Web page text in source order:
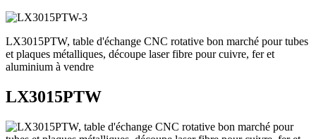
LX3015PTW, table d'échange CNC rotative bon marché pour tubes
et plaques métalliques, découpe laser fibre pour cuivre, fer et
aluminium à vendre
LX3015PTW